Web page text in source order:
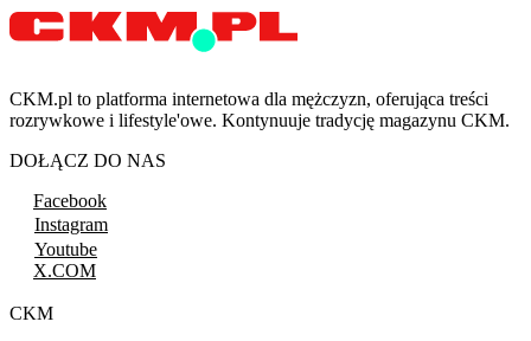
CKM.pl to platforma internetowa dla mężczyzn, oferująca treści
rozrywkowe i lifestyle'owe. Kontynuuje tradycję magazynu CKM.
DOŁĄCZ DO NAS
Facebook
Instagram
Youtube
X.COM
CKM